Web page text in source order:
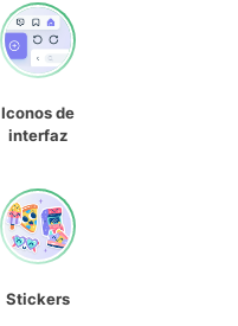
Iconos de
interfaz
Stickers